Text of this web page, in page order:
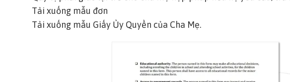
Tải xuống mẫu đơn
Tải xuống mẫu Giấy Ủy Quyền của Cha Mẹ.